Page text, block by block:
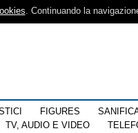
. Continuando la
FIGURES
TV, AUDIO E VIDEO